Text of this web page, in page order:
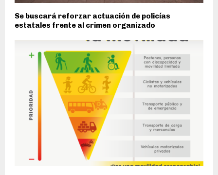
Se buscará reforzar actuación de policías
estatales frente al crimen organizado